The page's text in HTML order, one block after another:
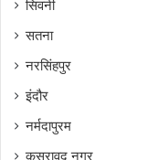
सिवनी
सतना
नरसिंहपुर
इंदौर
नर्मदापुरम
कसरावद नगर